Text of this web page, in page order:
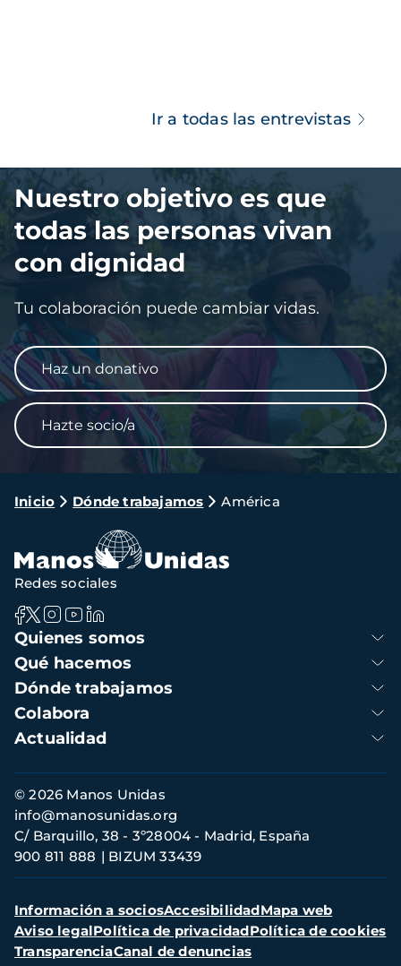
Ir a todas las entrevistas
Imagen
Nuestro objetivo es que
todas las personas vivan
con dignidad
Tu colaboración puede cambiar vidas.
Haz un donativo
Hazte socio/a
Ruta
navegación
Inicio Dónde trabajamos América
Navegación
principal
Quienes somos
Qué hacemos
Dónde trabajamos
Colabora
Actualidad
Redes sociales
Información
de
contacto
© 2026 Manos Unidas
C/ Barquillo, 38 - 3º28004 - Madrid, España
900 811 888
BIZUM 33439
info@manosunidas.org
Menú
secundario
Información a sociosAccesibilidadMapa web
Aviso legalPolítica de privacidadPolítica de cookies
TransparenciaCanal de denuncias